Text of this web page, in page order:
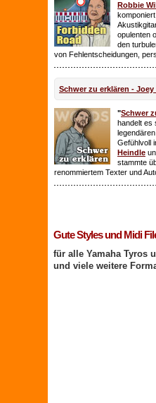
Robbie
opulenten
den
von Fehlentscheidungen,
Schwer zu erklären - Joey
"Schwer
handelt es
Gefühlvoll
Heindle
stammte
renommiertem Texter und
Gute Styles und Midi
für alle Yamaha Tyros
und viele weitere